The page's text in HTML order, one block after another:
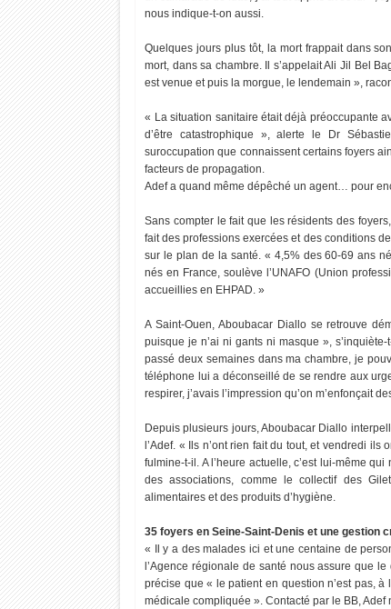
nous indique-t-on aussi.
Quelques jours plus tôt, la mort frappait dans
mort, dans sa chambre. Il s’appelait Ali Jil Bel
est venue et puis la morgue, le lendemain »,
« La situation sanitaire était déjà préoccupante
d’être catastrophique », alerte le Dr
suroccupation que connaissent certains foyers
facteurs de propagation.
Adef a quand même dépêché un agent… pour
Sans compter le fait que les résidents des
fait des professions exercées et des conditions
sur le plan de la santé. « 4,5% des 60-69 ans
nés en France, soulève l’UNAFO (Union
accueillies en EHPAD. »
A Saint-Ouen, Aboubacar Diallo se retrouve
puisque je n’ai ni gants ni masque »,
passé deux semaines dans ma chambre, je
téléphone lui a déconseillé de se rendre aux
respirer, j’avais l’impression qu’on m’enfonçait
Depuis plusieurs jours, Aboubacar Diallo
l’Adef. « Ils n’ont rien fait du tout, et vendredi
fulmine-t-il. A l’heure actuelle, c’est lui-même
des associations, comme le collectif des
alimentaires et des produits d’hygiène.
35 foyers en Seine-Saint-Denis et une gestion
« Il y a des malades ici et une centaine de
l’Agence régionale de santé nous assure que
précise que « le patient en question n’est pas,
médicale compliquée ». Contacté par le BB,